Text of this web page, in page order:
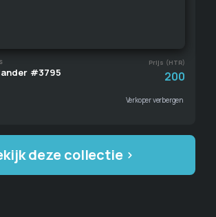
Prijs (HTR)
#3795 200
Verkoper verbergen
deze collectie